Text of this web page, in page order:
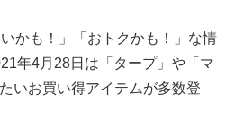
かも！」「おトクかも！」な情
年4月28日は「タープ」や「マ
いお買い得アイテムが多数登